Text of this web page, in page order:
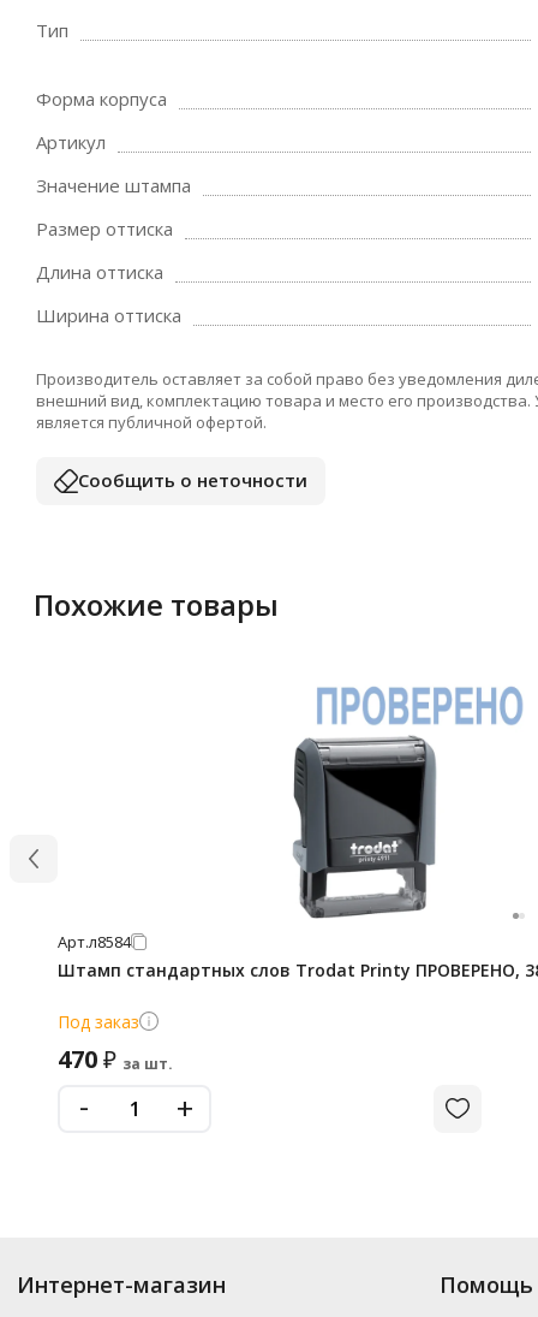
Тип
Форма корпуса
Артикул
Значение штампа
Размер оттиска
Длина оттиска
Ширина оттиска
Производитель оставляет за собой право без уведомления
внешний вид, комплектацию товара и место его
является публичной офертой.
Сообщить о неточности
Похожие товары
Арт.л8584
Штамп стандартных слов Trodat Printy ПРОВЕРЕНО,
Под заказ
470₽ за шт.
- +
Интернет-магазин Помощь